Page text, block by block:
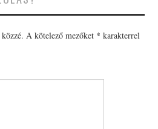
A kötelező mezőket * karakterrel